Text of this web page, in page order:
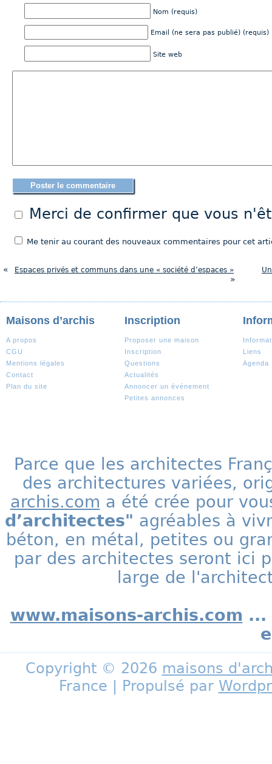
Nom (requis)
Email (ne sera pas publié) (requis)
Site web
Merci de confirmer que vous
Me tenir au courant des nouveaux commentaires pour cet
« Espaces privés et communs dans une « société d’espaces »
»
Maisons d’archis
A propos
CGU
Mentions légales
Contact
Plan du site
Inscription
Proposer une maison
Inscription
Questions
Actualités
Annoncer un événement
Petites annonces
Liens
Agenda
Parce que les architectes
des architectures variées,
archis.com a été crée pour
d’architectes" agréables à
béton, en métal, petites ou
par des architectes seront ici
large de
www.maisons-archis.com ...
Copyright © 2026 maisons
France | Propulsé par